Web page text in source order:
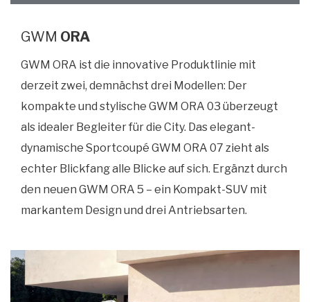
GWM ORA
GWM ORA ist die innovative Produktlinie mit
derzeit zwei, demnächst drei Modellen: Der
kompakte und stylische GWM ORA 03 überzeugt
als idealer Begleiter für die City. Das elegant-
dynamische Sportcoupé GWM ORA 07 zieht als
echter Blickfang alle Blicke auf sich. Ergänzt durch
den neuen GWM ORA 5 – ein Kompakt-SUV mit
markantem Design und drei Antriebsarten.